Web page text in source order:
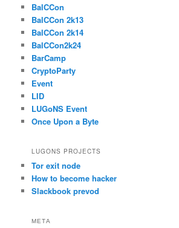
BalCCon
BalCCon 2k13
BalCCon 2k14
BalCCon2k24
BarCamp
CryptoParty
Event
LID
LUGoNS Event
Once Upon a Byte
LUGONS PROJECTS
Tor exit node
How to become hacker
Slackbook prevod
МЕТА